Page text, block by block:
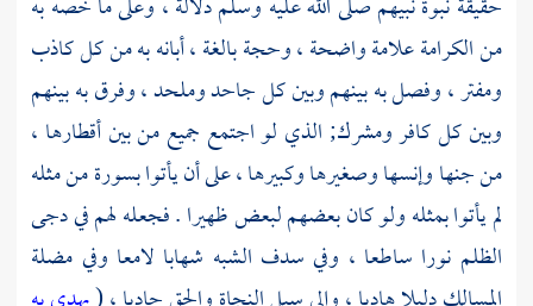
من الكرامة علامة واضحة ، وحجة بالغة ، أبانه به من كل كاذب
ومفتر ، وفصل به بينهم وبين كل جاحد وملحد ، وفرق به بينهم
وبين كل كافر ومشرك; الذي لو اجتمع جميع من بين أقطارها ،
من جنها وإنسها وصغيرها وكبيرها ، على أن يأتوا بسورة من مثله
لم يأتوا بمثله ولو كان بعضهم لبعض ظهيرا . فجعله لهم في دجى
الظلم نورا ساطعا ، وفي سدف الشبه شهابا لامعا وفي مضلة